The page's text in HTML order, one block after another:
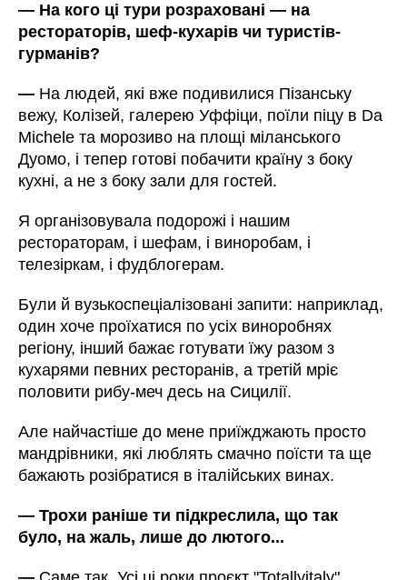
— На кого ці тури розраховані— на
рестораторів, шеф-кухарів чи туристів-
гурманів?
— На людей, які вже подивилися Пізанську
вежу, Колізей, галерею Уффіци, поїли піцу в Da
Michele та морозиво на площі міланського
Дуомо, і тепер готові побачити країну з боку
кухні, а не з боку зали для гостей.
Я організовувала подорожі і нашим
рестораторам, і шефам, і виноробам, і
телезіркам, і фудблогерам.
Були й вузькоспеціалізовані запити: наприклад,
один хоче проїхатися по усіх виноробнях
регіону, інший бажає готувати їжу разом з
кухарями певних ресторанів, а третій мріє
половити рибу-меч десь на Сицилії.
Але найчастіше до мене приїжджають просто
мандрівники, які люблять смачно поїсти та ще
бажають розібратися в італійських винах.
—Трохи раніше ти підкреслила, що так
було, на жаль, лише до лютого...